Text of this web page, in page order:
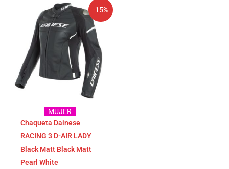
-15%
MUJER
Chaqueta Dainese
RACING 3 D-AIR LADY
Black Matt Black Matt
Pearl White
El
precio
original
era:
1.249,95€.
El
precio
actual
es:
1.062,46€.